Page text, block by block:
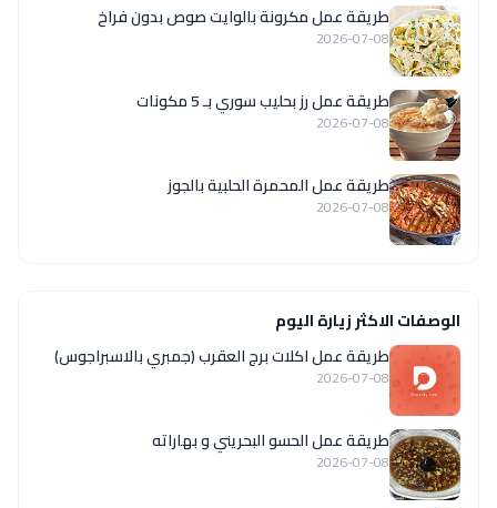
طريقة عمل مكرونة بالوايت صوص بدون فراخ
2026-07-08
طريقة عمل رز بحليب سوري بـ 5 مكونات
2026-07-08
طريقة عمل المحمرة الحلبية بالجوز
2026-07-08
الوصفات الاكثر زيارة اليوم
طريقة عمل اكلات برج العقرب (جمبري بالاسبراجوس)
2026-07-08
طريقة عمل الحسو البحريني و بهاراته
2026-07-08